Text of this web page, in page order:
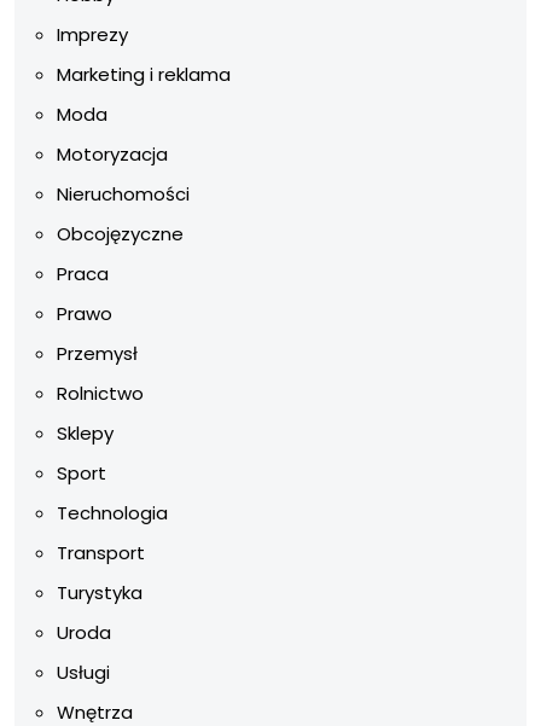
Imprezy
Marketing i reklama
Moda
Motoryzacja
Nieruchomości
Obcojęzyczne
Praca
Prawo
Przemysł
Rolnictwo
Sklepy
Sport
Technologia
Transport
Turystyka
Uroda
Usługi
Wnętrza